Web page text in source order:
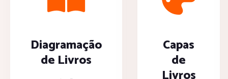
Diagramação
de Livros
Capas
de